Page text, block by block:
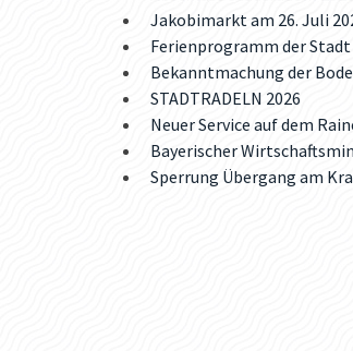
Jakobimarkt am 26. Juli
Ferienprogramm der
Bekanntmachung der
STADTRADELN 2026
Neuer Service auf dem
Bayerischer
Sperrung Übergang am